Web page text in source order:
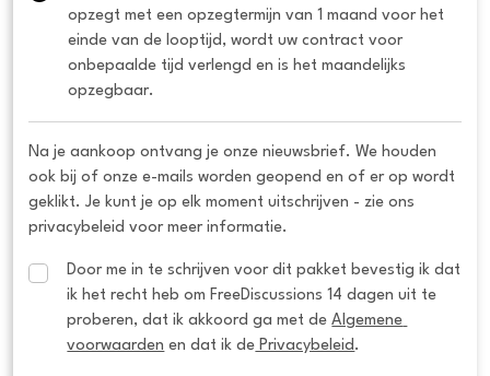
opzegt met een opzegtermijn van 1 maand voor het
einde van de looptijd, wordt uw contract voor
onbepaalde tijd verlengd en is het maandelijks
opzegbaar.
Na je aankoop ontvang je onze nieuwsbrief. We houden
ook bij of onze e-mails worden geopend en of er op wordt
geklikt. Je kunt je op elk moment uitschrijven - zie ons
privacybeleid voor meer informatie.
Door me in te schrijven voor dit pakket bevestig ik dat
ik het recht heb om FreeDiscussions 14 dagen uit te
proberen, dat ik akkoord ga met de Algemene
voorwaarden en dat ik de Privacybeleid .